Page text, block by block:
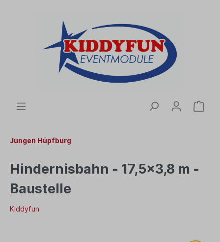
Jungen Hüpfburg
Hindernisbahn - 17,5x3,8 m -
Baustelle
Kiddyfun